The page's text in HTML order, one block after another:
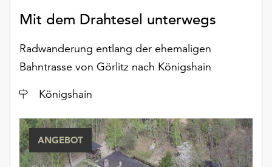
verwendeten
anpassen,
Sie
die
Einstellungen
die
Schaltfläche
„Auswählen“.
Mit dem Drahtesel unterwegs
Radwanderung entlang der ehemaligen
Bahntrasse von Görlitz nach Königshain
Ort
Königshain
ANGEBOT